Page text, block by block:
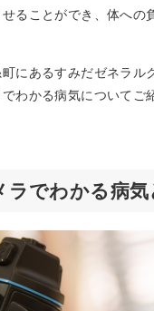
ることができ、体への
にあるすみだゼネラル
わかる病気についてご
ラでわかる病気